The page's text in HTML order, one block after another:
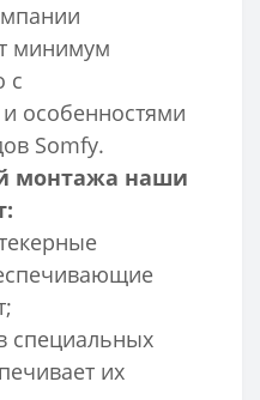
минимум
с
особенностями
Somfy.
монтажа наши
специальных
их